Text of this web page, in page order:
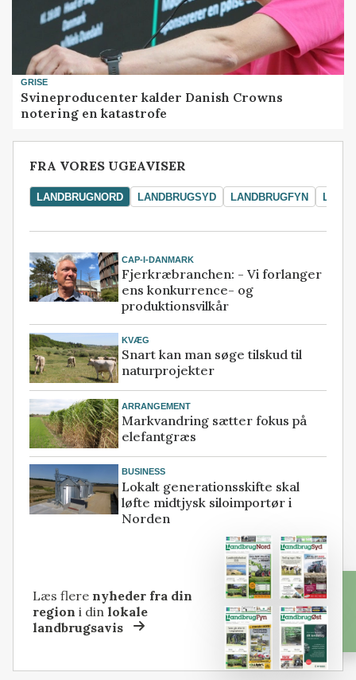
GRISE
Svineproducenter kalder Danish Crowns
notering en katastrofe
FRA VORES UGEAVISER
LANDBRUGNORD LANDBRUGSYD LANDBRUGFYN
CAP-I-DANMARK
Fjerkræbranchen: - Vi forlanger
ens konkurrence- og
produktionsvilkår
KVÆG
Snart kan man søge tilskud til
naturprojekter
ARRANGEMENT
Markvandring sætter fokus på
elefantgræs
BUSINESS
Lokalt generationsskifte skal
løfte midtjysk siloimportør i
Norden
Læs flere nyheder fra din
region i dinlokale
landbrugsavis